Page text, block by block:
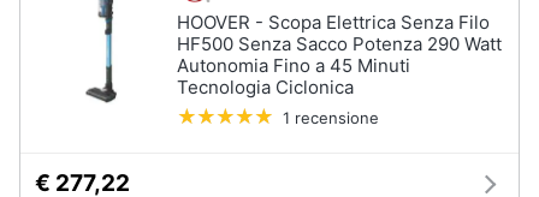
Idropulitrice
professionale
HOOVER - Scopa Elettrica Senza Filo
HF500 Senza Sacco Potenza 290 Watt
Autonomia Fino a 45 Minuti
Tecnologia Ciclonica
1 recensione
€ 277,22